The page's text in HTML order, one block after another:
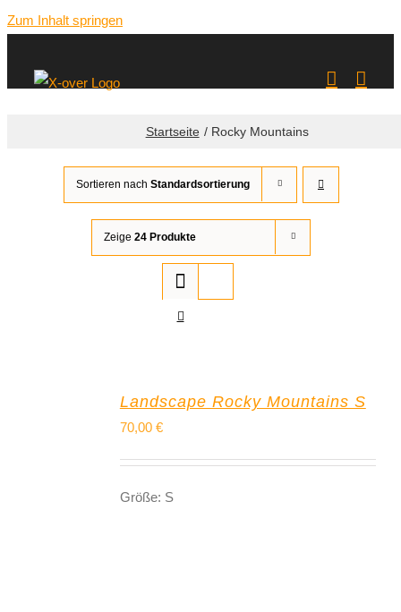
Zum Inhalt springen
Startseite Rocky Mountains
Sortieren nach Standardsortierung
Zeige 24 Produkte
Landscape Rocky Mountains S
70,00 €
Größe: S